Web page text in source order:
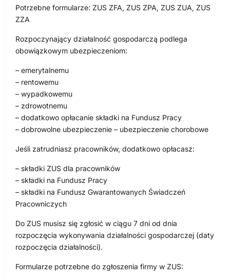
Potrzebne formularze: ZUS ZFA, ZUS ZPA, ZUS ZUA, ZUS
ZZA
Rozpoczynający działalność gospodarczą podlega
obowiązkowym ubezpieczeniom:
– emerytalnemu
– rentowemu
– wypadkowemu
– zdrowotnemu
– dodatkowo opłacanie składki na Fundusz Pracy
– dobrowolne ubezpieczenie – ubezpieczenie chorobowe
Jeśli zatrudniasz pracowników, dodatkowo opłacasz:
– składki ZUS dla pracowników
– składki na Fundusz Pracy
– składki na Fundusz Gwarantowanych Świadczeń
Pracowniczych
Do ZUS musisz się zgłosić w ciągu 7 dni od dnia
rozpoczęcia wykonywania działalności gospodarczej (daty
rozpoczęcia działalności).
Formularze potrzebne do zgłoszenia firmy w ZUS: